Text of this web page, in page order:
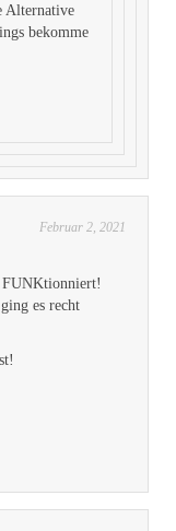
Alternative
bekomme
Februar 2, 2021
FUNKtionniert!
es recht